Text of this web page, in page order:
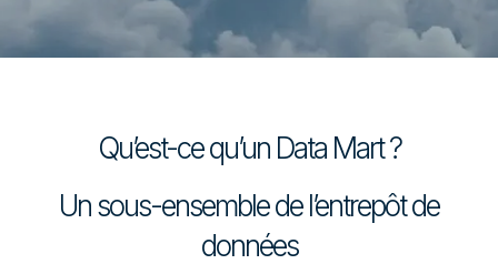
Qu’est-ce qu’un Data Mart ?
Un sous-ensemble de l’entrepôt de
données